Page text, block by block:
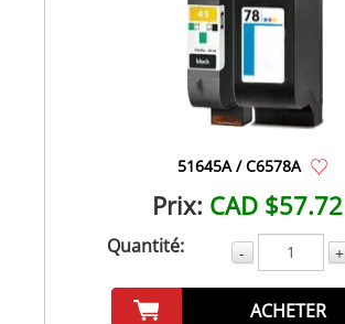
51645A / C6578A
Prix: CAD $57.72
Quantité: - +
ACHETER